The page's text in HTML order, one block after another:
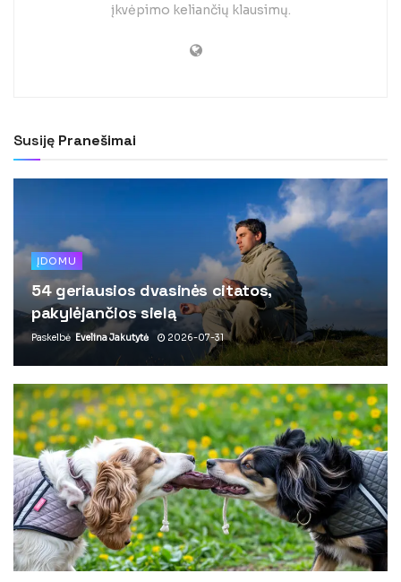
įkvėpimo keliančių klausimų.
Susiję Pranešimai
ĮDOMU
54 geriausios dvasinės citatos,
pakylėjančios sielą
Paskelbė Evelina Jakutytė 2026-07-31